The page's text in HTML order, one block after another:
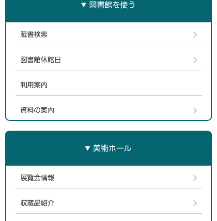
図書館を使う
蔵書検索
図書館休館日
利用案内
資料の案内
美術ホール
展覧会情報
収蔵品紹介